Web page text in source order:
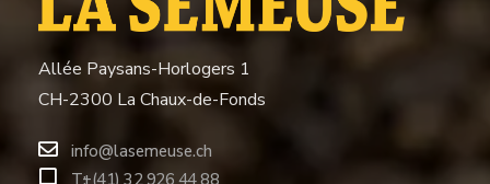
Allée Paysans-Horlogers 1
CH-2300 La Chaux-de-Fonds
info@lasemeuse.ch